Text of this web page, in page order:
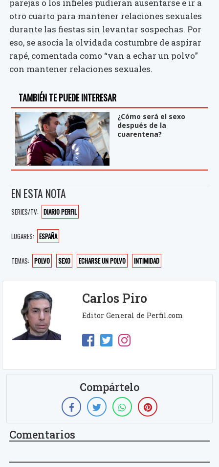
parejas o los infieles pudieran ausentarse e ir a
otro cuarto para mantener relaciones sexuales
durante las fiestas sin levantar sospechas. Por
eso, se asocia la olvidada costumbre de aspirar
rapé, comentada como “van a echar un polvo”
con mantener relaciones sexuales.
TAMBIÉN TE PUEDE INTERESAR
¿Cómo será el sexo
después de la
cuarentena?
EN ESTA NOTA
SERIES/TV: DIARIO PERFIL
LUGARES: ESPAÑA
TEMAS: POLVO SEXO ECHARSE UN POLVO INTIMIDAD
Carlos Piro
Editor General de Perfil.com
Compártelo
Comentarios